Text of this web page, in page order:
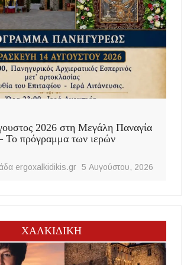
2026 στη Μεγάλη Παναγία
Το πρόγραμμα των ιερών
ergoxalkidikis.gr 5 Αυγούστου, 2026
ΧΑΛΚΙΔΙΚΗ